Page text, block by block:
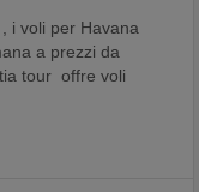
i voli per Havana
a prezzi da
tour offre voli